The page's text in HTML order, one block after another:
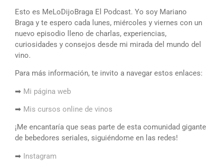
Esto es MeLoDijoBraga El Podcast. Yo soy Mariano
Braga y te espero cada lunes, miércoles y viernes con un
nuevo episodio lleno de charlas, experiencias,
curiosidades y consejos desde mi mirada del mundo del
vino.
Para más información, te invito a navegar estos enlaces:
➡ Mi página web
➡ Mis cursos online de vinos
¡Me encantaría que seas parte de esta comunidad gigante
de bebedores seriales, siguiéndome en las redes!
➡ Instagram